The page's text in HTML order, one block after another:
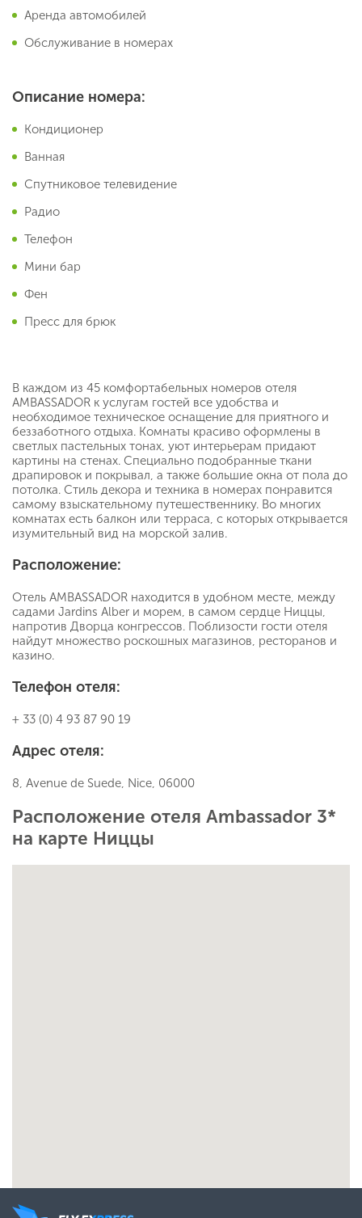
Аренда автомобилей
Обслуживание в номерах
Описание номера:
Кондиционер
Ванная
Спутниковое телевидение
Радио
Телефон
Мини бар
Фен
Пресс для брюк
В каждом из 45 комфортабельных номеров отеля
AMBASSADOR к услугам гостей все удобства и
необходимое техническое оснащение для приятного и
беззаботного отдыха. Комнаты красиво оформлены в
светлых пастельных тонах, уют интерьерам придают
картины на стенах. Специально подобранные ткани
драпировок и покрывал, а также большие окна от пола до
потолка. Стиль декора и техника в номерах понравится
самому взыскательному путешественнику. Во многих
комнатах есть балкон или терраса, с которых открывается
изумительный вид на морской залив.
Расположение:
Отель AMBASSADOR находится в удобном месте, между
садами Jardins Alber и морем, в самом сердце Ниццы,
напротив Дворца конгрессов. Поблизости гости отеля
найдут множество роскошных магазинов, ресторанов и
казино.
Телефон отеля:
+ 33 (0) 4 93 87 90 19
Адрес отеля:
8, Avenue de Suede, Nice, 06000
Расположение отеля Ambassador 3*
на карте Ниццы